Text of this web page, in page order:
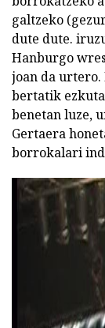
galtzeko
dute dute.
Hanburgo
joan da
bertatik
benetan luze,
Gertaera
borrokalari